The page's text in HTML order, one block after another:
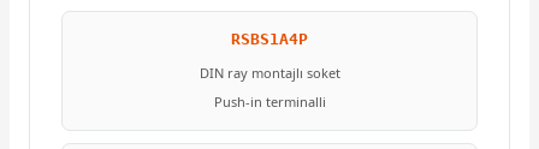
RSBS1A4P
DIN ray montajlı soket
Push-in terminalli